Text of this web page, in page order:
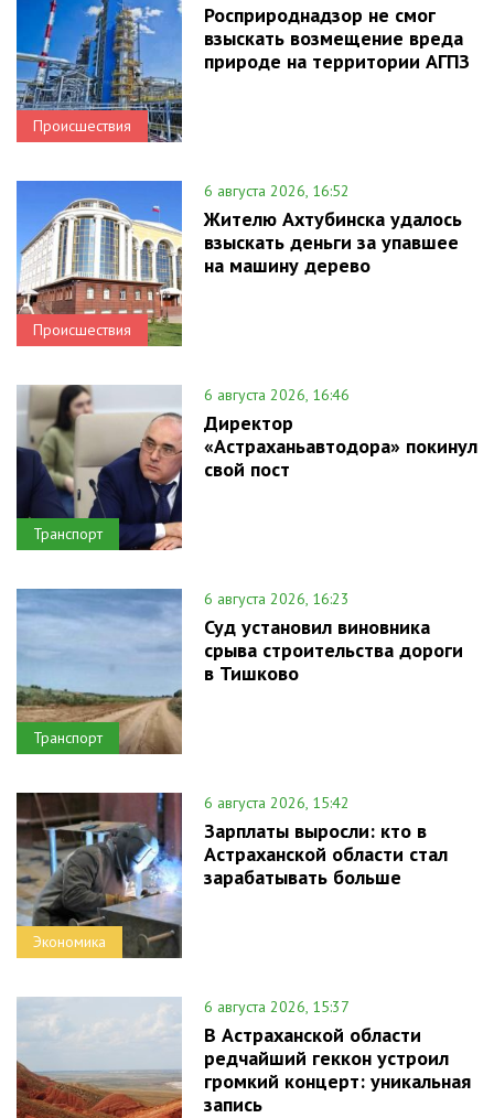
Происшествия
Росприроднадзор не смог
взыскать возмещение вреда
природе на территории АГПЗ
Происшествия
6 августа 2026, 16:52
Жителю Ахтубинска удалось
взыскать деньги за упавшее
на машину дерево
Транспорт
6 августа 2026, 16:46
Директор
«Астраханьавтодора» покинул
свой пост
Транспорт
6 августа 2026, 16:23
Суд установил виновника
срыва строительства дороги
в Тишково
Экономика
6 августа 2026, 15:42
Зарплаты выросли: кто в
Астраханской области стал
зарабатывать больше
6 августа 2026, 15:37
В Астраханской области
редчайший геккон устроил
громкий концерт: уникальная
запись